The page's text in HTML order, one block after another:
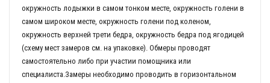
окружность лодыжки в самом тонком месте, окружность голени в
самом широком месте, окружность голени под коленом,
окружность верхней трети бедра, окружность бедра под ягодицей
(схему мест замеров см. на упаковке). Обмеры проводят
самостоятельно либо при участии помощника или
специалиста.Замеры необходимо проводить в горизонтальном